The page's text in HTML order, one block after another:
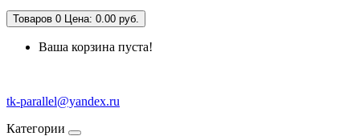
Товаров 0 Цена: 0.00 руб.
Ваша корзина пуста!
tk-parallel@yandex.ru
Категории